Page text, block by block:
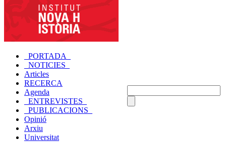
_PORTADA_
_NOTICIES_
Articles
RECERCA
Agenda
_ENTREVISTES_
_PUBLICACIONS_
Opinió
Arxiu
Universitat